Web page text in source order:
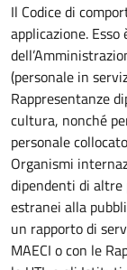
Il Codice di
applicazione.
(personale in
Rappresentanze
cultura, nonché
personale
Organismi
dipendenti di
estranei alla
un rapporto di
MAECI o con le